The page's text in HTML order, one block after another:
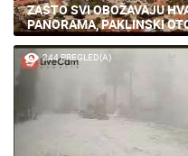
ZAŠTO SVI OBOŽAVAJU
PANORAMA, PAKLINSKI
244 PREGLED(A)